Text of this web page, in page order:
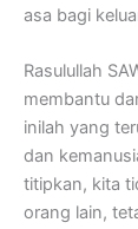
asa bagi
Rasulullah
membantu
inilah yang
dan
titipkan, kita
orang lain,